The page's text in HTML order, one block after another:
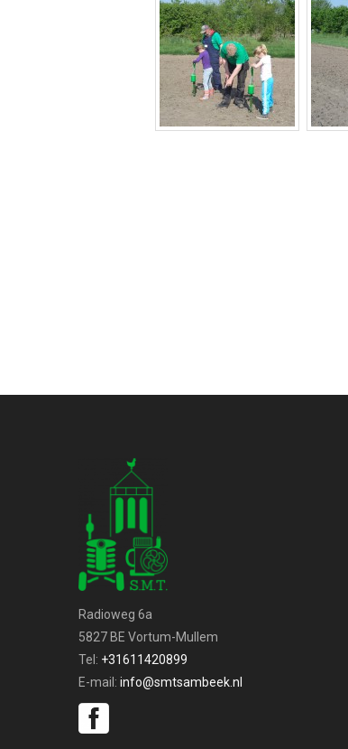
Radioweg 6a
5827 BE Vortum-Mullem
Tel: +31611420899
E-mail: info@smtsambeek.nl